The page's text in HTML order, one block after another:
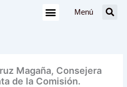
Menú
Magaña, Consejera
de la Comisión.